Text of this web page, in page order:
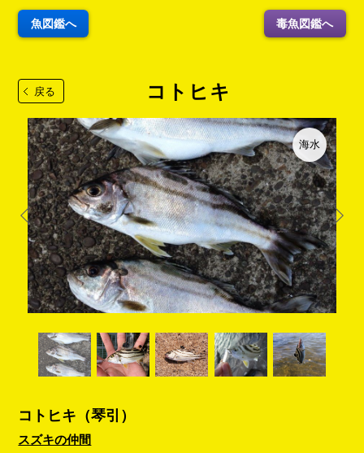
魚図鑑へ 毒魚図鑑へ
戻る コトヒキ
海水
コトヒキ（琴引）
スズキの仲間